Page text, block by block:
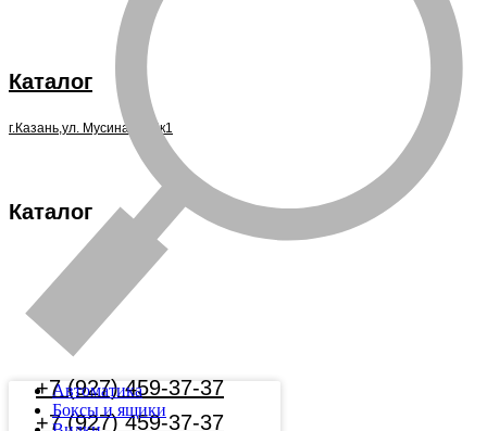
Каталог
+7 (927) 459-37-37
г.Казань,ул. Мусина, 29Бк1
Каталог
+7 (927) 459-37-37
Автоматика
Боксы и ящики